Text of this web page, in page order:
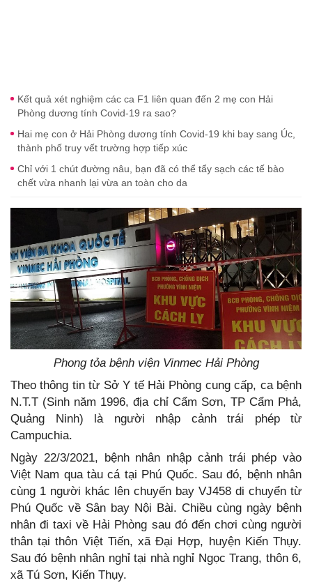
Kết quả xét nghiệm các ca F1 liên quan đến 2 mẹ con Hải
Phòng dương tính Covid-19 ra sao?
Hai mẹ con ở Hải Phòng dương tính Covid-19 khi bay sang Úc,
thành phố truy vết trường hợp tiếp xúc
Chỉ với 1 chút đường nâu, bạn đã có thể tẩy sạch các tế bào
chết vừa nhanh lại vừa an toàn cho da
Phong tỏa bệnh viện Vinmec Hải Phòng
Theo thông tin từ Sở Y tế Hải Phòng cung cấp, ca bệnh
N.T.T (Sinh năm 1996, địa chỉ Cẩm Sơn, TP Cẩm Phả,
Quảng Ninh) là người nhập cảnh trái phép từ
Campuchia.
Ngày 22/3/2021, bệnh nhân nhập cảnh trái phép vào
Việt Nam qua tàu cá tại Phú Quốc. Sau đó, bệnh nhân
cùng 1 người khác lên chuyến bay VJ458 di chuyển từ
Phú Quốc về Sân bay Nội Bài. Chiều cùng ngày bệnh
nhân đi taxi về Hải Phòng sau đó đến chơi cùng người
thân tại thôn Việt Tiến, xã Đại Hợp, huyện Kiến Thụy.
Sau đó bệnh nhân nghỉ tại nhà nghỉ Ngọc Trang, thôn 6,
xã Tú Sơn, Kiến Thụy.